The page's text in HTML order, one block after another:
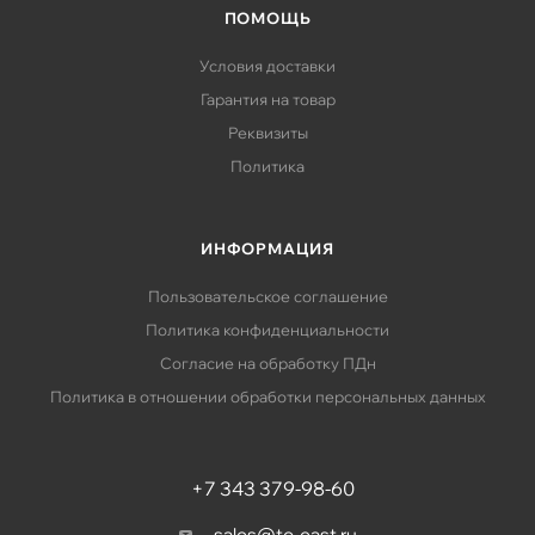
ПОМОЩЬ
Условия доставки
Гарантия на товар
Реквизиты
Политика
ИНФОРМАЦИЯ
Пользовательское соглашение
Политика конфиденциальности
Согласие на обработку ПДн
Политика в отношении обработки персональных данных
+7 343 379-98-60